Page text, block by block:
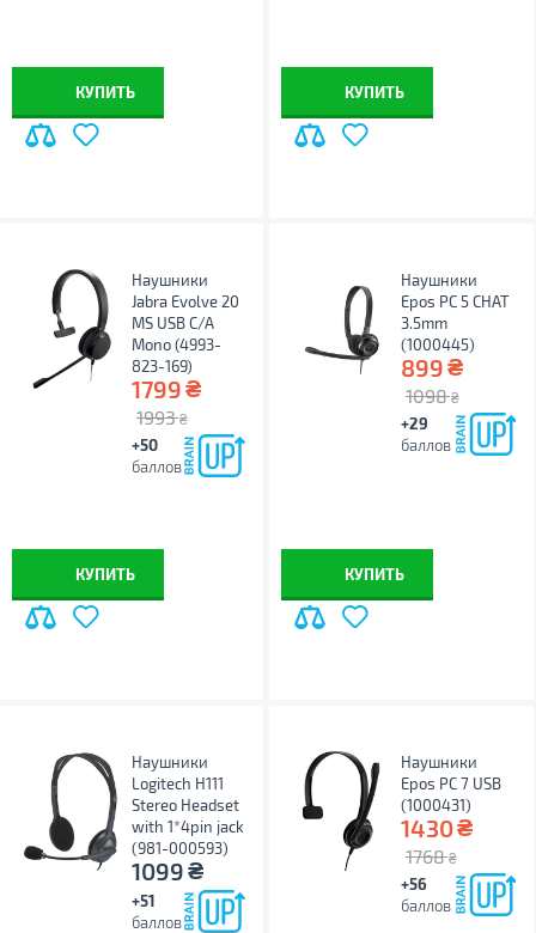
КУПИТЬ КУПИТЬ
Наушники
Jabra Evolve 20
MS USB C/A
Mono (4993-
823-169)
1799₴
1993 ₴
+50
баллов
КУПИТЬ
Наушники
Epos PC 5 CHAT
3.5mm
(1000445)
899₴
1098 ₴
+29
баллов
КУПИТЬ
Наушники
Logitech H111
Stereo Headset
with 1*4pin jack
(981-000593)
1099₴
+51
баллов
Наушники
Epos PC 7 USB
(1000431)
1430₴
1768 ₴
+56
баллов